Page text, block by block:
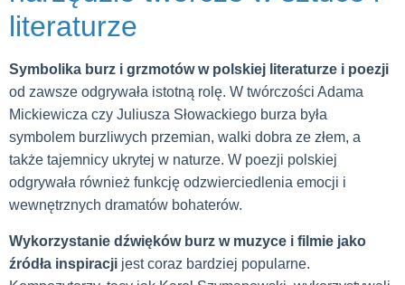
literaturze
Symbolika burz i grzmotów w polskiej literaturze i poezji
od zawsze odgrywała istotną rolę. W twórczości Adama
Mickiewicza czy Juliusza Słowackiego burza była
symbolem burzliwych przemian, walki dobra ze złem, a
także tajemnicy ukrytej w naturze. W poezji polskiej
odgrywała również funkcję odzwierciedlenia emocji i
wewnętrznych dramatów bohaterów.
Wykorzystanie dźwięków burz w muzyce i filmie jako
źródła inspiracji jest coraz bardziej popularne.